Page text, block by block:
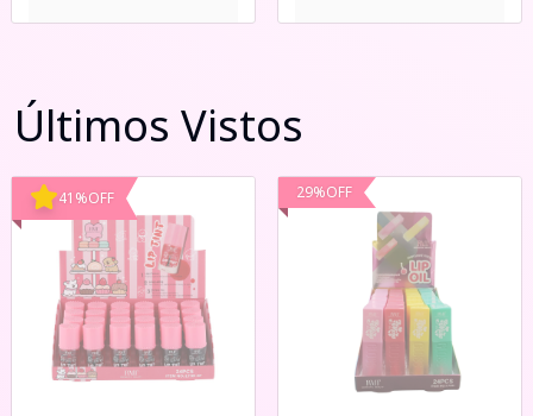
Últimos Vistos
41 %OFF 29%OFF